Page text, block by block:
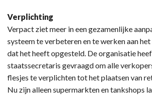
Verplichting
Verpact ziet meer in een gezamenlijke
systeem te verbeteren en te werken aan het
dat het heeft opgesteld. De organisatie
staatssecretaris gevraagd om alle
flesjes te verplichten tot het plaatsen van
Nu zijn alleen supermarkten en tankshops